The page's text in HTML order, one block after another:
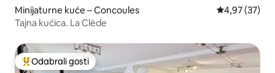
Minijaturne kuće – Concoules Prosječna
4,97 (37)
Tajna kućica. La Clède
Među najviše rangiranima s oznakom „Odabrali gosti”
Odabrali gosti